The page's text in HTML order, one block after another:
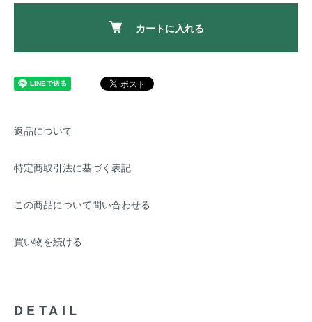
カートに入れる
返品について
特定商取引法に基づく表記
この商品について問い合わせる
買い物を続ける
DETAIL